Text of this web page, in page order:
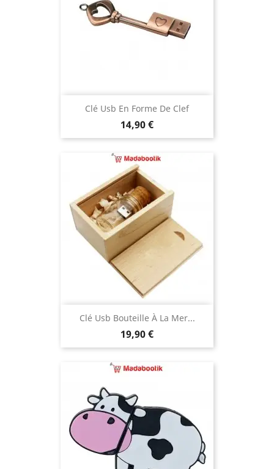
Clé Usb En Forme De Clef
Prix
14,90 €
Clé Usb Bouteille À La Mer...
Prix
19,90 €